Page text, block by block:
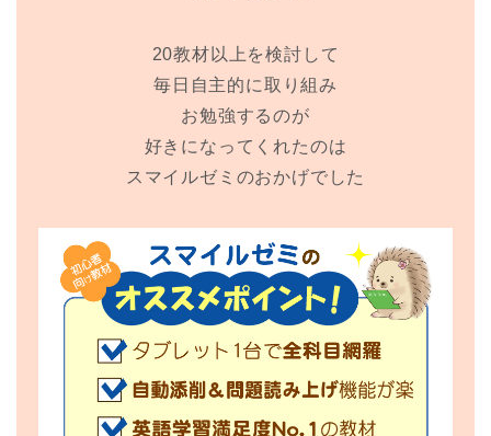
20教材以上を検討して
毎日自主的に取り組み
お勉強するのが
好きになってくれたのは
スマイルゼミのおかげでした